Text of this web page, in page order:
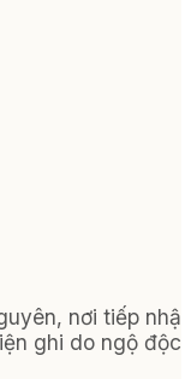
nơi tiếp
ghi do ngộ độc.